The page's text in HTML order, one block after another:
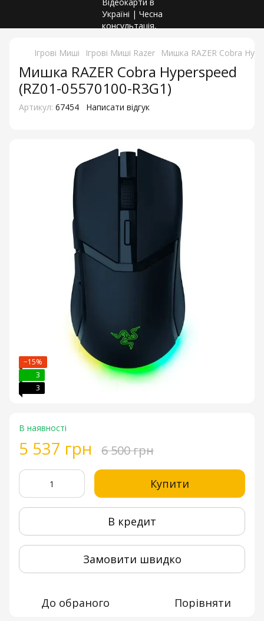
Ігрові Миші Ігрові Миші Razer Мишка RAZER Cobra
Мишка RAZER Cobra Hyperspeed
(RZ01-05570100-R3G1)
Артикул: 67454 Написати відгук
−15%
3
3
В наявності
5 537 грн 6 500 грн
Купити
В кредит
Замовити швидко
До обраного Порівняти